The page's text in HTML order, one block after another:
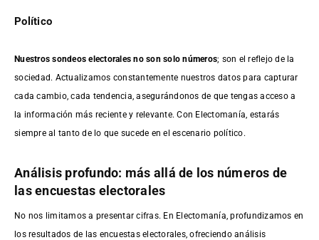
Político
Nuestros sondeos electorales no son solo números; son el reflejo de la
sociedad. Actualizamos constantemente nuestros datos para capturar
cada cambio, cada tendencia, asegurándonos de que tengas acceso a
la información más reciente y relevante. Con Electomanía, estarás
siempre al tanto de lo que sucede en el escenario político.
Análisis profundo: más allá de los números de
las encuestas electorales
No nos limitamos a presentar cifras. En Electomanía, profundizamos en
los resultados de las encuestas electorales, ofreciendo análisis